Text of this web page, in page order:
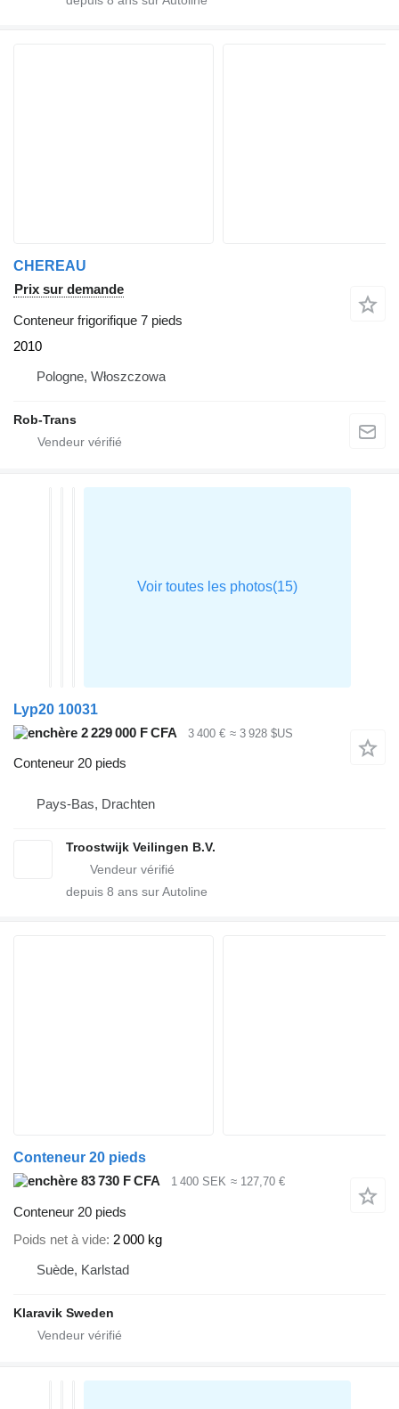
CHEREAU
Prix sur demande
Conteneur frigorifique 7 pieds
2010
Pologne, Włoszczowa
Rob-Trans
Lyp20 10031
2 229 000 F CFA
3 400 € ≈ 3 928 $US
Conteneur 20 pieds
Pays-Bas, Drachten
Troostwijk Veilingen B.V.
depuis 8 ans sur Autoline
Conteneur 20 pieds
83 730 F CFA
1 400 SEK ≈ 127,70 €
Conteneur 20 pieds
Poids net à vide 2 000 kg
Suède, Karlstad
Klaravik Sweden